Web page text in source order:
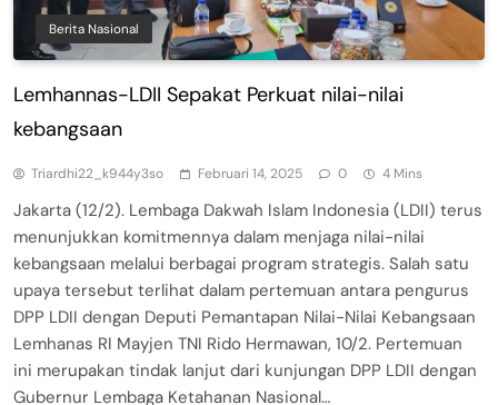
Berita Nasional
Lemhannas-LDII Sepakat Perkuat nilai-nilai
kebangsaan
Triardhi22_k944y3so Februari 14, 2025 0 4 Mins
Jakarta (12/2). Lembaga Dakwah Islam Indonesia (LDII) terus
menunjukkan komitmennya dalam menjaga nilai-nilai
kebangsaan melalui berbagai program strategis. Salah satu
upaya tersebut terlihat dalam pertemuan antara pengurus
DPP LDII dengan Deputi Pemantapan Nilai-Nilai Kebangsaan
Lemhanas RI Mayjen TNI Rido Hermawan, 10/2. Pertemuan
ini merupakan tindak lanjut dari kunjungan DPP LDII dengan
Gubernur Lembaga Ketahanan Nasional…